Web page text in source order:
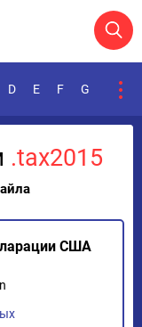
D E F G
.tax2015
США